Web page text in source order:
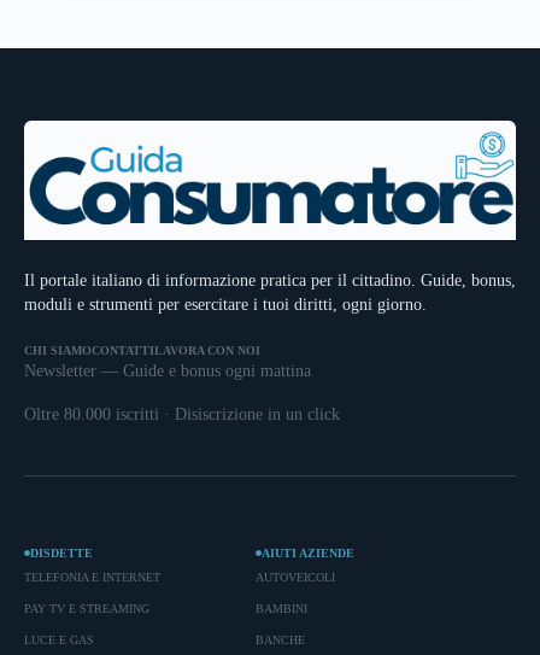
Il portale italiano di informazione pratica per il cittadino. Guide, bonus,
moduli e strumenti per esercitare i tuoi diritti, ogni giorno.
CHI SIAMOCONTATTILAVORA CON NOI
Newsletter — Guide e bonus ogni mattina
Oltre 80.000 iscritti · Disiscrizione in un click
DISDETTE
TELEFONIA E INTERNET
PAY TV E STREAMING
LUCE E GAS
AIUTI AZIENDE
AUTOVEICOLI
BAMBINI
BANCHE